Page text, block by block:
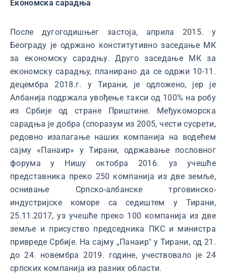
Економска сарадња
После дугогодишњег застоја, априла 2015. у
Београду је одржано конститутивно заседање МК
за економску сарадњу. Друго заседање МК за
економску сарадњу, планирано да се одржи 10-11.
децембра 2018.г. у Тирани, је одложено, јер је
Албанија подржала увођење такси од 100% на робу
из Србије од стране Приштине. Међукоморска
сарадња је добра (споразум из 2005, чести сусрети,
редовно изалагање наших компанија на водећем
сајму «Панаир» у Тирани, одржавање пословног
форума у Нишу октобра 2016. уз учешће
представника преко 250 компанија из две земље,
оснивање Српско-албанске трговинско-
индустријске коморе са седиштем у Тирани,
25.11.2017, уз учешће преко 100 компанија из две
земље и присуство председника ПКС и министра
привреде Србије. На сајму „Панаир" у Тирани, од 21.
до 24. новембра 2019. године, учествовало је 24
српских компанија из разних области.